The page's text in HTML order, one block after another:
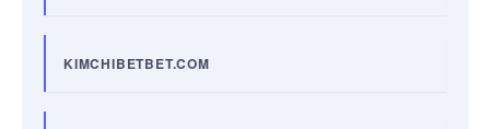
KIMCHIBETBET.COM